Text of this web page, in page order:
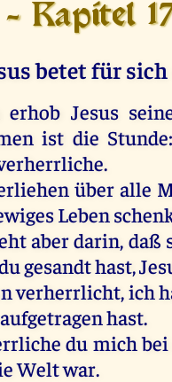
- Kapitel
betet für
erhob Jesus
ist die
über alle
Leben
aber darin,
gesandt hast,
verherrlicht, ich
hast.
du mich
Welt war.